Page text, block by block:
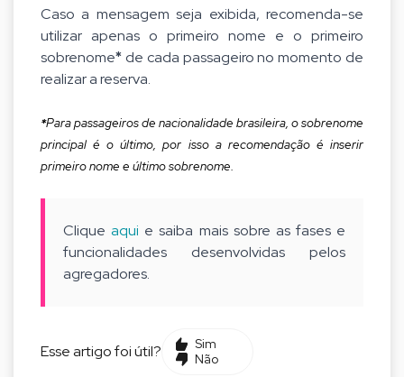
Caso a mensagem seja exibida, recomenda-se
utilizar apenas o primeiro nome e o primeiro
sobrenome* de cada passageiro no momento de
realizar a reserva.
*Para passageiros de nacionalidade brasileira, o sobrenome
principal é oúltimo, por isso a recomendação é inserir
primeiro nome e último sobrenome.
Cliqueaqui e saiba mais sobre as fases e
funcionalidades desenvolvidas pelos
agregadores.
Esse artigo foi útil?
Sim
Não